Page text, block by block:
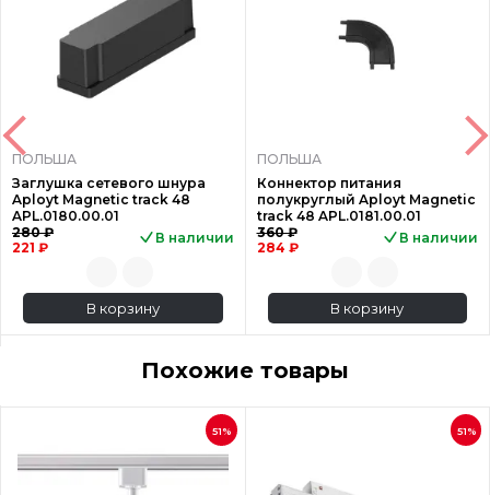
ПОЛЬША
Заглушка сетевого шнура
Aployt Magnetic track 48
APL.0180.00.01
280 ₽
221 ₽
В наличии
В корзину
ПОЛЬША
Коннектор питания
полукруглый Aployt Magnetic
track 48 APL.0181.00.01
360 ₽
284 ₽
В наличии
В корзину
Похожие товары
51% 51%